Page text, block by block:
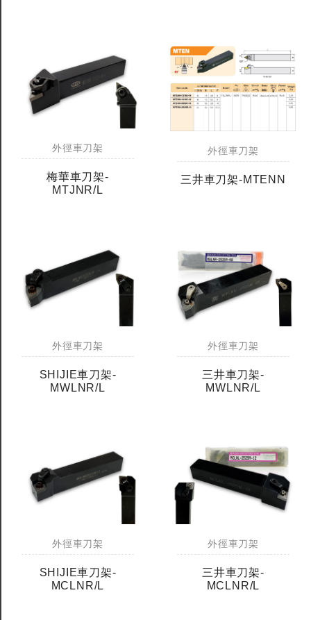
外徑車刀架
梅華車刀架-
MTJNR/L
外徑車刀架
三井車刀架-MTENN
外徑車刀架
SHIJIE車刀架-
MWLNR/L
外徑車刀架
三井車刀架-
MWLNR/L
外徑車刀架
SHIJIE車刀架-
MCLNR/L
外徑車刀架
三井車刀架-
MCLNR/L